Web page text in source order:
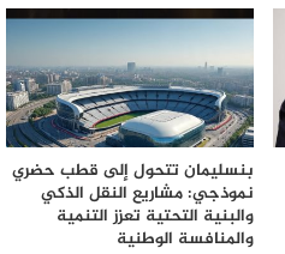
بنسليمان تتحول إلى قطب حضري
نموذجي: مشاريع النقل الذكي
والبنية التحتية تعزز التنمية
والمنافسة الوطنية